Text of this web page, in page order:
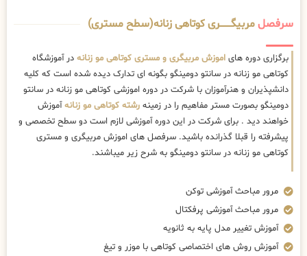
سرفصلمربیگــــــــری کوتاهی زنانه(سطح مستری)
برگزاری دوره های اموزش مربیگری و مستری کوتاهی مو زنانه در آموزشگاه
کوتاهی مو زنانه در سانتو دومینگو بگونه ای تدارک دیده شده است که کلیه
دانشپذیران و هنرآموزان با شرکت در دوره اموزشی کوتاهی مو زنانه در سانتو
دومینگو بصورت مستر مفاهیم را در زمینه رشته کوتاهی مو زنانهآموزش
خواهند دید . برای شرکت در این دوره آموزشی لازم است دو سطح تخصصی و
پیشرفته را قبلا گذرانده باشید. سرفصل های اموزش مربیگری و مستری
کوتاهی مو زنانه در سانتو دومینگو به شرح زیر میباشند.
مرور مباحث آموزشی توکن
مرور مباحث آموزشی پرفکتال
آموزش تغییر مدل پایه به ثانویه
آموزش روش های اختصاصی کوتاهی با موزر و تیغ